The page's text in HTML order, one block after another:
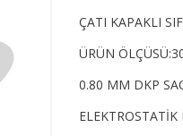
ÇATI KAPAKLI
ÜRÜN
0.80 MM DKP